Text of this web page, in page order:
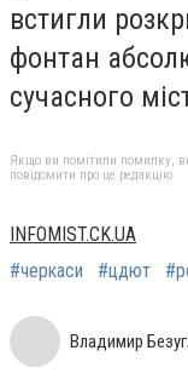
встигли
фонтан
сучасного
Якщо ви помітили помилку,
повідомити про це редакцію
INFOMIST.CK.UA
#черкаси
#цдют
Владимир